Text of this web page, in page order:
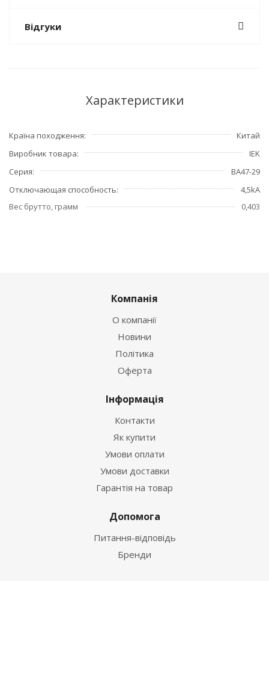
Відгуки
Характеристики
Країна походження
Китай
Виробник товара
IEK
Серия
ВА47-29
Отключающая способность
4,5kA
Вес брутто, грамм
0,403
Компанія
О компанії
Новини
Політика
Оферта
Інформація
Контакти
Як купити
Умови оплати
Умови доставки
Гарантія на товар
Допомога
Питання-відповідь
Бренди